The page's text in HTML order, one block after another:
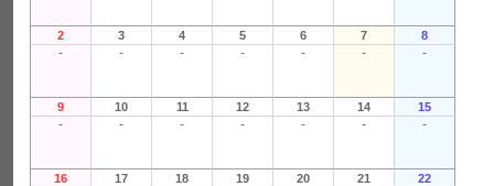
2 3 4 5 6 7 8
- - - - - - -
9 10 11 12 13 14 15
- - - - - - -
16 17 18 19 20 21 22